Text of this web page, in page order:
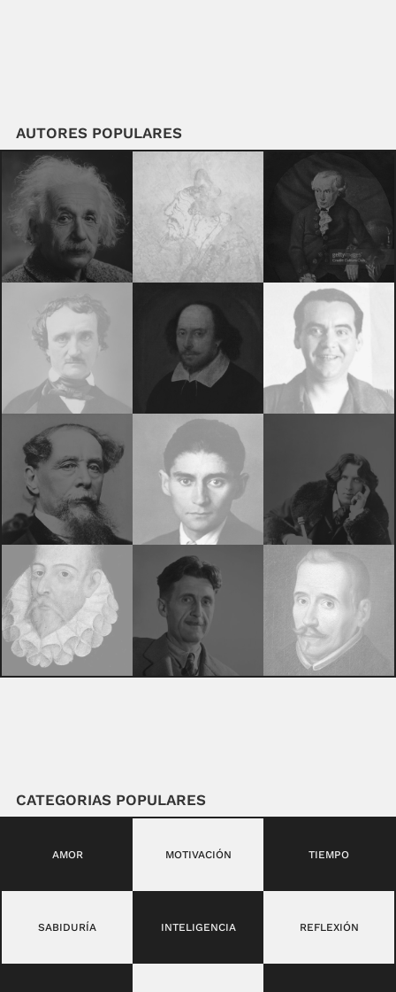
AUTORES POPULARES
CATEGORIAS POPULARES
AMOR MOTIVACIÓN TIEMPO
SABIDURÍA INTELIGENCIA REFLEXIÓN